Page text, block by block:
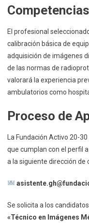
El profesional
calibración básica de
adquisición de imágenes
de las normas de
valorará la experiencia
ambulatorios como
Proceso de
La Fundación Activo 20-
que cumplan con el perfil
a la siguiente dirección de
Se solicita a los
«Técnico en Imágenes